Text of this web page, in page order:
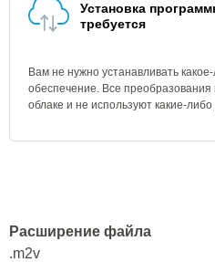
Установка
требуется
Вам не нужно устанавливать
обеспечение. Все преобразования
облаке и не используют какие-
Расширение файла
.m2v